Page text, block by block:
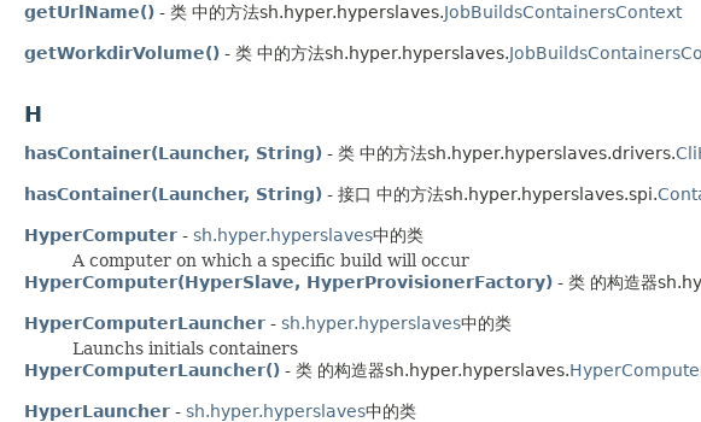
getUrlName() - 类 中的方法sh.hyper.hyperslaves.JobBuildsContainersContext
getWorkdirVolume() - 类 中的方法sh.hyper.hyperslaves.
H
hasContainer(Launcher, String) - 类 中的方法sh.hyper.hyperslaves.drivers.
hasContainer(Launcher, String) - 接口 中的方法sh.hyper.hyperslaves.spi.
HyperComputer - sh.hyper.hyperslaves中的类
A computer on which a specific build will occur
HyperComputer(HyperSlave, HyperProvisionerFactory) - 类 的构造器
HyperComputerLauncher - sh.hyper.hyperslaves中的类
Launchs initials containers
HyperComputerLauncher() - 类 的构造器sh.hyper.hyperslaves.
HyperLauncher - sh.hyper.hyperslaves中的类